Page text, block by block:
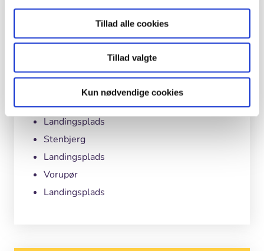
Tillad alle cookies
Tillad valgte
Kun nødvendige cookies
De Sorte huse i Agger
Lodbjerg Fyr
Klitmøller
Landingsplads
Stenbjerg
Landingsplads
Vorupør
Landingsplads